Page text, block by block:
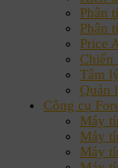
Phân
Phân
Price
Chiến
Tâm
Quản
Công cụ
Máy
Máy
Máy